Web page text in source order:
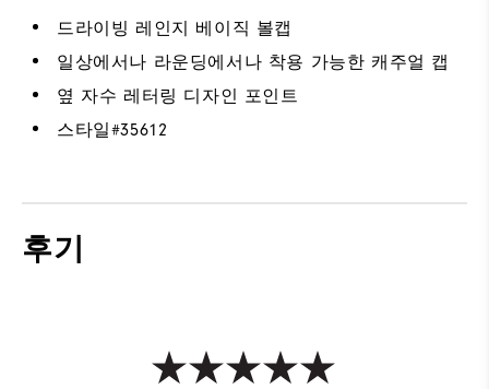
드라이빙 레인지 베이직 볼캡
일상에서나 라운딩에서나 착용 가능한 캐주얼 캡
옆 자수 레터링 디자인 포인트
스타일#35612
후기